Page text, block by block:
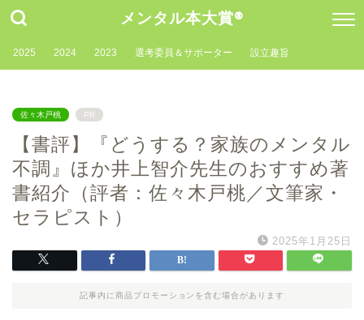
メンタル本大賞®
2025 2024 2023 選考委員＆サポーター 設立趣旨
佐々木戸桃 PR
【書評】『どうする？家族のメンタル
不調』ほか井上智介先生のおすすめ著
書紹介（評者：佐々木戸桃／文筆家・
セラピスト）
2025年1月25日
記事内に商品プロモーションを含む場合があります